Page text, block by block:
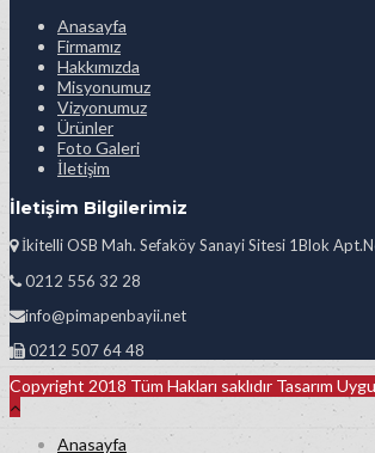
Anasayfa
Firmamız
Hakkımızda
Misyonumuz
Vizyonumuz
Ürünler
Foto Galeri
İletişim
İletişim Bilgilerimiz
İkitelli OSB Mah. Sefaköy Sanayi Sitesi 1Blok
0212 556 32 28
info@pimapenbayii.net
0212 507 64 48
Copyright 2018 Tüm Hakları saklıdır Tasarım
Anasayfa